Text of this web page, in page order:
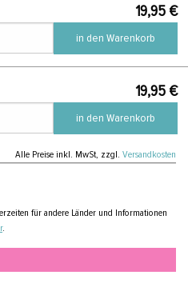
19,95 €
in den Warenkorb
19,95 €
in den Warenkorb
Alle Preiseinkl. MwSt, zzgl. Versandkosten
für andere Länder und Informationen
.